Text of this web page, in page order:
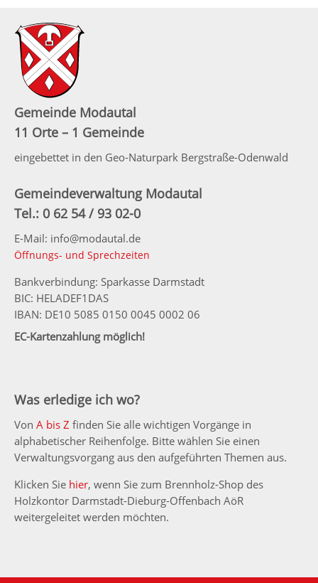
Gemeinde Modautal
11 Orte – 1 Gemeinde
eingebettet in den Geo-Naturpark Bergstraße-Odenwald
Gemeindeverwaltung Modautal
Tel.: 0 62 54 / 93 02-0
E-Mail: info@modautal.de
Öffnungs- und Sprechzeiten
Bankverbindung: Sparkasse Darmstadt
BIC: HELADEF1DAS
IBAN: DE10 5085 0150 0045 0002 06
EC-Kartenzahlung möglich!
Was erledige ich wo?
Von A bis Z finden Sie alle wichtigen Vorgänge in
alphabetischer Reihenfolge. Bitte wählen Sie einen
Verwaltungsvorgang aus den aufgeführten Themen aus.
Klicken Sie hier, wenn Sie zum Brennholz-Shop des
Holzkontor Darmstadt-Dieburg-Offenbach AöR
weitergeleitet werden möchten.